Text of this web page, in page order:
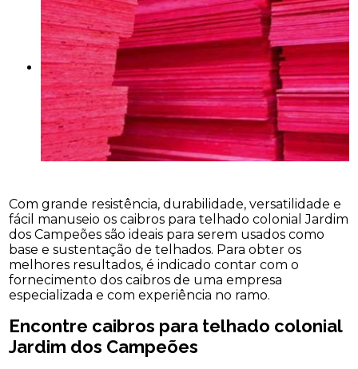
Com grande resistência, durabilidade, versatilidade e
fácil manuseio os caibros para telhado colonial Jardim
dos Campeões são ideais para serem usados como
base e sustentação de telhados. Para obter os
melhores resultados, é indicado contar com o
fornecimento dos caibros de uma empresa
especializada e com experiência no ramo.
Encontre caibros para telhado colonial
Jardim dos Campeões